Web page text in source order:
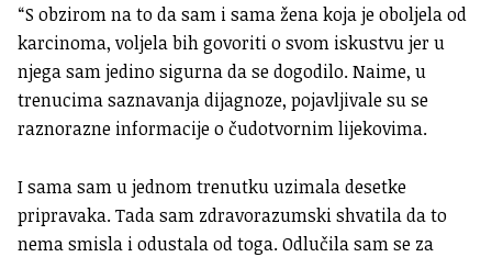
“S obzirom na to da sam i sama žena koja je oboljela od
karcinoma, voljela bih govoriti o svom iskustvu jer u
njega sam jedino sigurna da se dogodilo. Naime, u
trenucima saznavanja dijagnoze, pojavljivale su se
raznorazne informacije o čudotvornim lijekovima.
I sama sam u jednom trenutku uzimala desetke
pripravaka. Tada sam zdravorazumski shvatila da to
nema smisla i odustala od toga. Odlučila sam se za